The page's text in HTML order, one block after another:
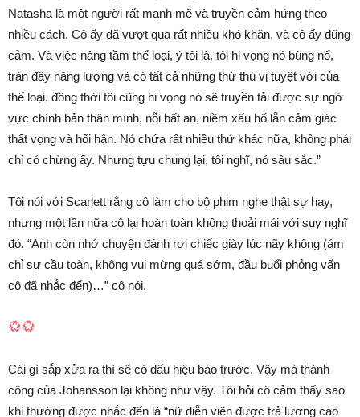
Natasha là một người rất mạnh mẽ và truyền cảm hứng theo
nhiều cách. Cô ấy đã vượt qua rất nhiều khó khăn, và cô ấy dũng
cảm. Và việc nâng tầm thể loại, ý tôi là, tôi hi vọng nó bùng nổ,
tràn đầy năng lượng và có tất cả những thứ thú vị tuyệt vời của
thể loại, đồng thời tôi cũng hi vọng nó sẽ truyền tải được sự ngờ
vực chính bản thân mình, nỗi bất an, niềm xấu hổ lẫn cảm giác
thất vọng và hối hận. Nó chứa rất nhiều thứ khác nữa, không phải
chỉ có chừng ấy. Nhưng tựu chung lại, tôi nghĩ, nó sâu sắc.”
Tôi nói với Scarlett rằng cô làm cho bộ phim nghe thật sự hay,
nhưng một lần nữa cô lại hoàn toàn không thoải mái với suy nghĩ
đó. “Anh còn nhớ chuyện đánh rơi chiếc giày lúc nãy không (ám
chỉ sự cầu toàn, không vui mừng quá sớm, đầu buổi phỏng vấn
cô đã nhắc đến)…” cô nói.
Cái gì sắp xửa ra thì sẽ có dấu hiệu báo trước. Vậy mà thành
công của Johansson lại không như vậy. Tôi hỏi cô cảm thấy sao
khi thường được nhắc đến là “nữ diễn viên được trả lương cao